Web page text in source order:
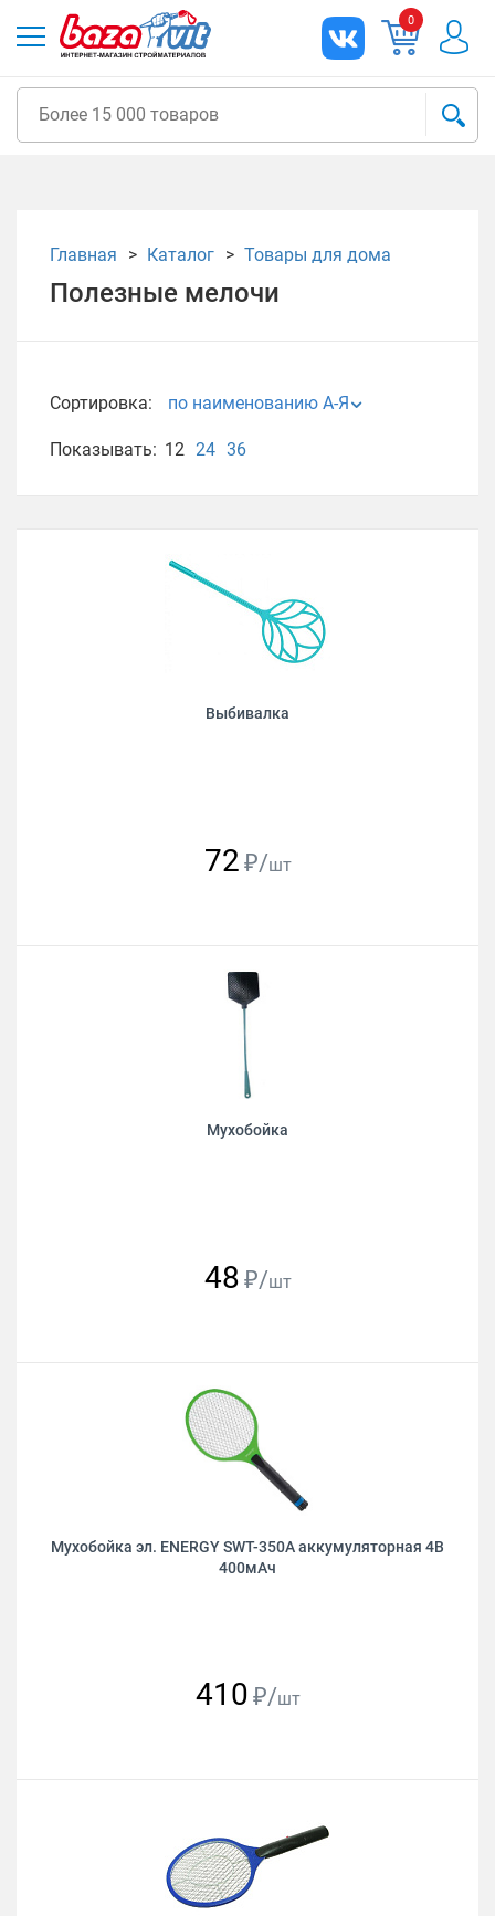
0
Главная Каталог Товары для дома
Полезные мелочи
Сортировка: по наименованию А-Я
Показывать: 12 24 36
Выбивалка
72 ₽/шт
Мухобойка
48 ₽/шт
Мухобойка эл. ENERGY SWT-350A аккумуляторная 4В
400мАч
410 ₽/шт